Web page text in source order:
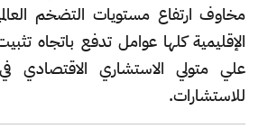
مخاوف ارتفاع مستويات التضخم
الإقليمية كلها عوامل تدفع باتجاه
للاستشارات.